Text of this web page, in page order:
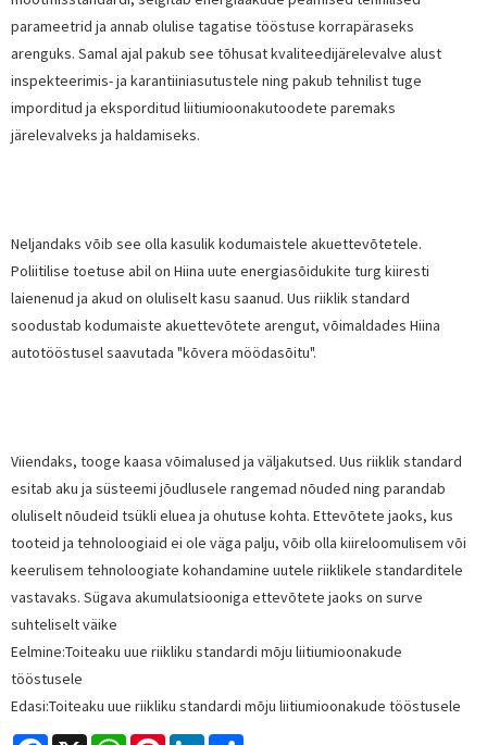
parameetrid ja annab olulise tagatise tööstuse korrapäraseks
arenguks. Samal ajal pakub see tõhusat kvaliteedijärelevalve alust
inspekteerimis- ja karantiiniasutustele ning pakub tehnilist tuge
imporditud ja eksporditud liitiumioonakutoodete paremaks
järelevalveks ja haldamiseks.
Neljandaks võib see olla kasulik kodumaistele akuettevõtetele.
Poliitilise toetuse abil on Hiina uute energiasõidukite turg kiiresti
laienenud ja akud on oluliselt kasu saanud. Uus riiklik standard
soodustab kodumaiste akuettevõtete arengut, võimaldades Hiina
autotööstusel saavutada "kõvera möödasõitu".
Viiendaks, tooge kaasa võimalused ja väljakutsed. Uus riiklik standard
esitab aku ja süsteemi jõudlusele rangemad nõuded ning parandab
oluliselt nõudeid tsükli eluea ja ohutuse kohta. Ettevõtete jaoks, kus
tooteid ja tehnoloogiaid ei ole väga palju, võib olla kiireloomulisem või
keerulisem tehnoloogiate kohandamine uutele riiklikele standarditele
vastavaks. Sügava akumulatsiooniga ettevõtete jaoks on surve
suhteliselt väike
Eelmine:Toiteaku uue riikliku standardi mõju liitiumioonakude
tööstusele
Edasi:Toiteaku uue riikliku standardi mõju liitiumioonakude tööstusele